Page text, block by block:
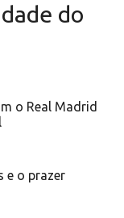
do
o Real Madrid
e o prazer